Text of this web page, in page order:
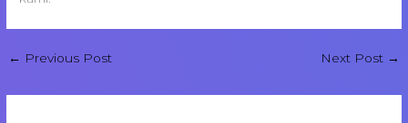
← Previous Post Next Post →